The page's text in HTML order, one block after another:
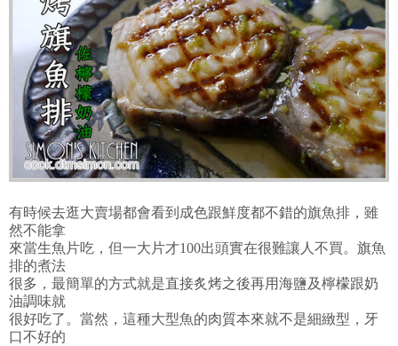
有時候去逛大賣場都會看到成色跟鮮度都不錯的旗魚排，雖
然不能拿
來當生魚片吃，但一大片才100出頭實在很難讓人不買。旗魚
排的煮法
很多，最簡單的方式就是直接炙烤之後再用海鹽及檸檬跟奶
油調味就
很好吃了。當然，這種大型魚的肉質本來就不是細緻型，牙
口不好的